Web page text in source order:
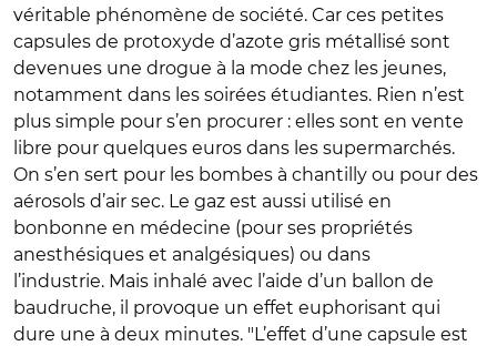
véritable phénomène de société. Car ces petites
capsules de protoxyde d’azote gris métallisé sont
devenues une drogue à la mode chez les jeunes,
notamment dans les soirées étudiantes. Rien n’est
plus simple pour s’en procurer : elles sont en vente
libre pour quelques euros dans les supermarchés.
On s’en sert pour les bombes à chantilly ou pour des
aérosols d’air sec. Le gaz est aussi utilisé en
bonbonne en médecine (pour ses propriétés
anesthésiques et analgésiques) ou dans
l’industrie. Mais inhalé avec l’aide d’un ballon de
baudruche, il provoque un effet euphorisant qui
dure une à deux minutes. "L’effet d’une capsule est